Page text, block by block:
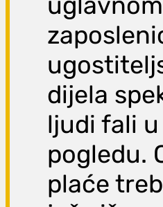
dijela
ljudi fali
pogledu.
plaće